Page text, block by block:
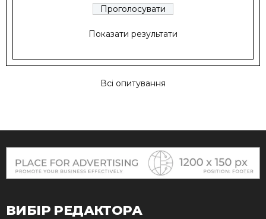
Показати результати
Всі опитування
ВИБІР РЕДАКТОРА